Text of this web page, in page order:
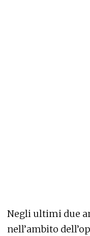
Negli ultimi due
nell’ambito